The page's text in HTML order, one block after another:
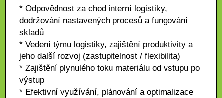
* Odpovědnost za chod interní logistiky,
dodržování nastavených procesů a fungování
skladů
* Vedení týmu logistiky, zajištění produktivity a
jeho další rozvoj (zastupitelnost / flexibilita)
* Zajištění plynulého toku materiálu od vstupu po
výstup
* Efektivní využívání, plánování a optimalizace